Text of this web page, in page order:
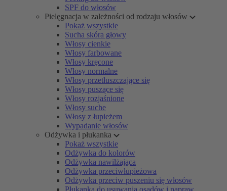
SPF do włosów
Pielęgnacja w zależności od rodzaju włosów
Pokaż wszystkie
Sucha skóra głowy
Włosy cienkie
Włosy farbowane
Włosy kręcone
Włosy normalne
Włosy przetłuszczające się
Włosy puszące się
Włosy rozjaśnione
Włosy suche
Włosy z łupieżem
Wypadanie włosów
Odżywka i płukanka
Pokaż wszystkie
Odżywka do kolorów
Odżywka nawilżająca
Odżywka przeciwłupieżowa
Odżywka przeciw puszeniu się włosów
Płukanka do usuwania osadów i napraw